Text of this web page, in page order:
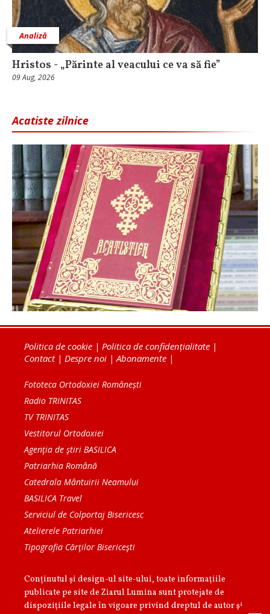
Analiză
Hristos - „Părinte al veacului ce va să fie”
09 Aug, 2026
Acatiste zilnice
Politica de cookie | Politica de confidențialitate |
Contact| Despre noi |Abonamente |
Fototeca Ortodoxiei Românești
Radio TRINITAS
TV TRINITAS
Vestitorul Ortodoxiei
Agenţia de ştiri BASILICA
Patriarhia Română
Catedrala Mântuirii Neamului
BASILICA Travel
Serviciul de Colportaj Bisericesc
Atelierele Patriarhiei
Tipografia Cărţilor Bisericeşti
Conținutul și design-ul site-ului, toate informaţiile
publicate pe site de Ziarul Lumina sunt protejate de
dispoziţiile legale în vigoare privind dreptul de autor şi